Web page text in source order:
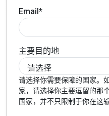
Email*
主要目的地
请选择你需要保障的国家。
家，请选择你主要逗留的那
国家，并不只限制于你在这